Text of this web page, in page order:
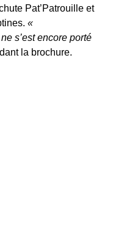
Pat’Patrouille et
«
s’est encore porté
la brochure.